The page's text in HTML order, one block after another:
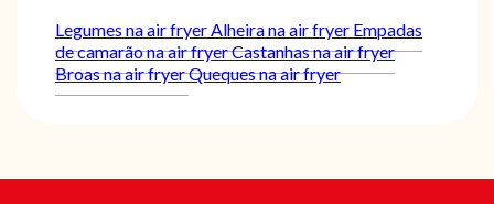
Legumes na air fryerAlheira na air fryer Empadas
de camarão na air fryerCastanhas na air fryer
Broas na air fryerQueques na air fryer